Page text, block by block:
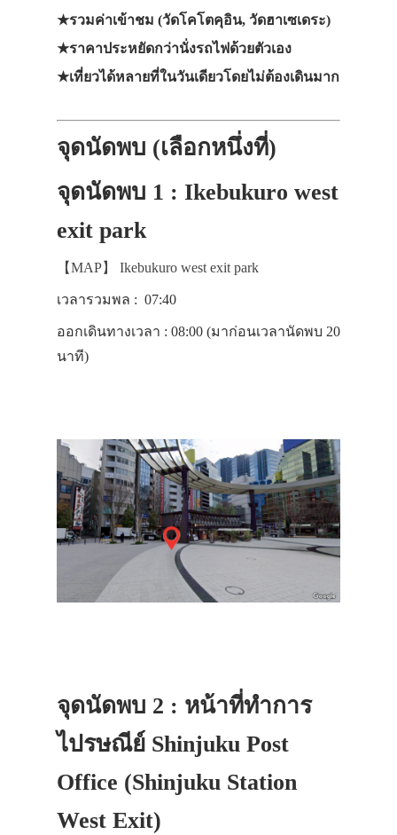
★รวมค่าเข้าชม (วัดโคโตคุอิน, วัดฮาเซเดระ)
★ราคาประหยัดกว่านั่งรถไฟด้วยตัวเอง
★เที่ยวได้หลายที่ในวันเดียวโดยไม่ต้องเดินมาก
จุดนัดพบ (เลือกหนึ่งที่)
จุดนัดพบ 1 : Ikebukuro west
exit park
【MAP】 Ikebukuro west exit park
เวลารวมพล : 07:40
ออกเดินทางเวลา : 08:00 (มาก่อนเวลานัดพบ 20
นาที)
จุดนัดพบ 2 : หน้าที่ทำการ
ไปรษณีย์ Shinjuku Post
Office (Shinjuku Station
West Exit)